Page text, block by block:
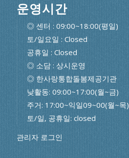
운영시간
◎ 센터 : 09:00~18:00(평일)
토/일요일 : Closed
공휴일 : Closed
◎ 소담 : 상시운영
◎ 한사랑통합돌봄제공기관
낮활동: 09:00~17:00(월~금)
주거: 17:00~익일09~00(월~목)
토/일, 공휴일: closed
관리자 로그인